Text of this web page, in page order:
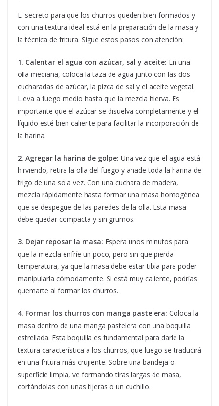
El secreto para que los churros queden bien formados y
con una textura ideal está en la preparación de la masa y
la técnica de fritura. Sigue estos pasos con atención:
1. Calentar el agua con azúcar, sal y aceite: En una
olla mediana, coloca la taza de agua junto con las dos
cucharadas de azúcar, la pizca de sal y el aceite vegetal.
Lleva a fuego medio hasta que la mezcla hierva. Es
importante que el azúcar se disuelva completamente y el
líquido esté bien caliente para facilitar la incorporación de
la harina.
2. Agregar la harina de golpe: Una vez que el agua está
hirviendo, retira la olla del fuego y añade toda la harina de
trigo de una sola vez. Con una cuchara de madera,
mezcla rápidamente hasta formar una masa homogénea
que se despegue de las paredes de la olla. Esta masa
debe quedar compacta y sin grumos.
3. Dejar reposar la masa: Espera unos minutos para
que la mezcla enfríe un poco, pero sin que pierda
temperatura, ya que la masa debe estar tibia para poder
manipularla cómodamente. Si está muy caliente, podrías
quemarte al formar los churros.
4. Formar los churros con manga pastelera: Coloca la
masa dentro de una manga pastelera con una boquilla
estrellada. Esta boquilla es fundamental para darle la
textura característica a los churros, que luego se traducirá
en una fritura más crujiente. Sobre una bandeja o
superficie limpia, ve formando tiras largas de masa,
cortándolas con unas tijeras o un cuchillo.